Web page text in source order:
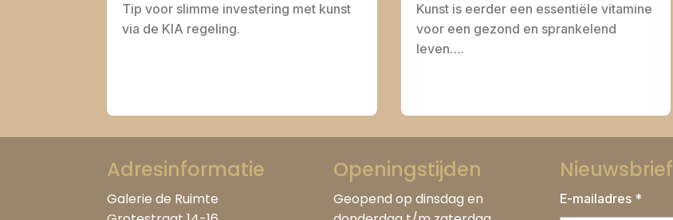
Tip voor slimme investering met kunst
via de KIA regeling.
Kunst is eerder een essentiële vitamine
voor een gezond en sprankelend
leven….
Adresinformatie
Galerie de Ruimte
Openingstijden
Geopend op dinsdag en
Nieuwsbrief
E-mailadres *